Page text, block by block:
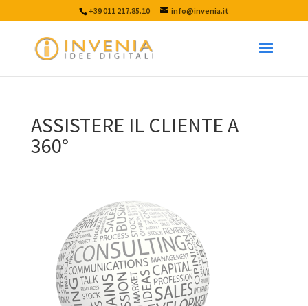
+39 011 217.85.10 info@invenia.it
ASSISTERE IL CLIENTE A
360°